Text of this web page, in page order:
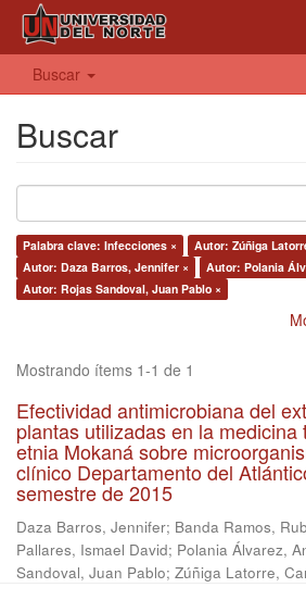
Buscar
Buscar
Palabra clave: Infecciones ×
Autor: Zúñiga
Autor: Daza Barros, Jennifer ×
Autor: Polania
Autor: Rojas Sandoval, Juan Pablo ×
Mostrando ítems 1-1 de 1
Efectividad antimicrobiana del
plantas utilizadas en la medicina
etnia Mokaná sobre
clínico Departamento del
semestre de 2015
Daza Barros, Jennifer; Banda Ramos,
Pallares, Ismael David; Polania Álvarez,
Sandoval, Juan Pablo; Zúñiga Latorre,